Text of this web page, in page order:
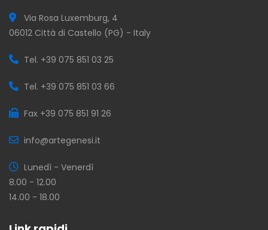
Via Rosa Luxemburg, 4
06012 Città di Castello (PG) - Italy
Tel. +39 075 851 03 25
Tel. +39 075 851 03 66
Fax +39 075 851 91 26
info@artegenesi.it
Lunedì - Venerdì
8.00 - 12.00
14.00 - 18.00